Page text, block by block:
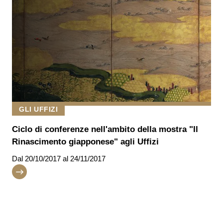
GLI UFFIZI
Ciclo di conferenze nell'ambito della mostra "Il
Rinascimento giapponese" agli Uffizi
Dal 20/10/2017 al 24/11/2017